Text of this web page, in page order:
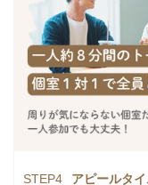
STEP4 アピールタイ